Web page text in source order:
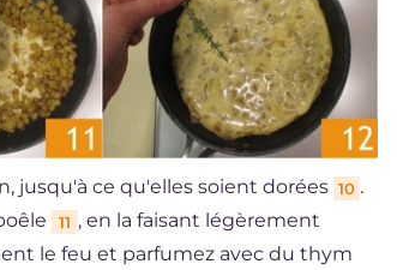
jusqu'à ce qu'elles soient dorées 10 .
11 , en la faisant légèrement
le feu et parfumez avec du thym